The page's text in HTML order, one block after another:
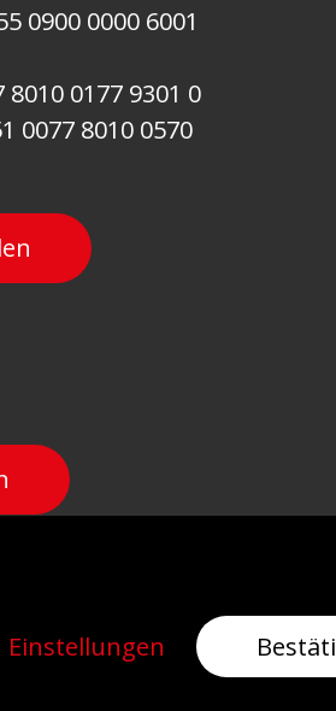
0900 0000 6001
8010 0177 9301 0
0077 8010 0570
Einstellungen